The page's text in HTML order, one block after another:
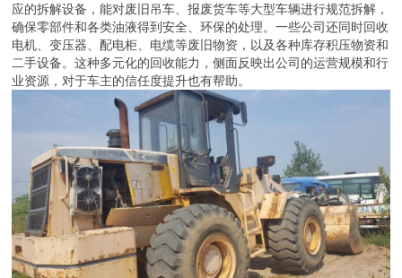
应的拆解设备，能对废旧吊车、报废货车等大型车辆进行规范拆解，
确保零部件和各类油液得到安全、环保的处理。一些公司还同时回收
电机、变压器、配电柜、电缆等废旧物资，以及各种库存积压物资和
二手设备。这种多元化的回收能力，侧面反映出公司的运营规模和行
业资源，对于车主的信任度提升也有帮助。